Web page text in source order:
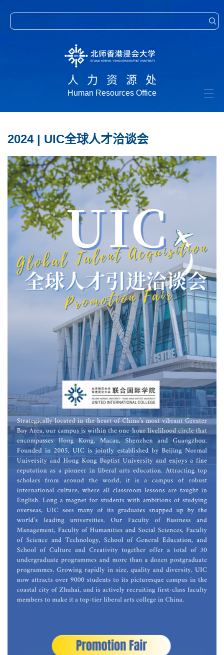
人力资源处
Human Resources Office
2024 | UIC全球人才洽谈会